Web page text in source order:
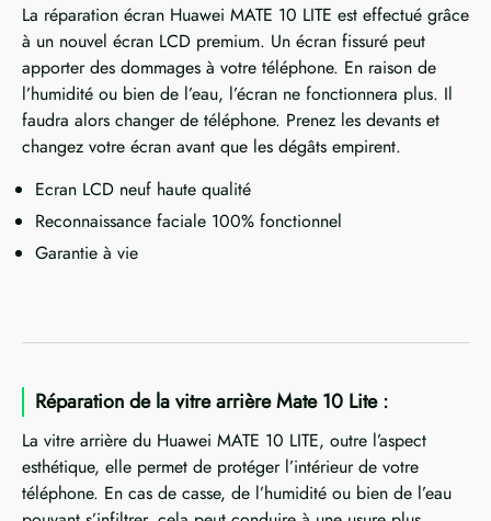
La réparation écran Huawei MATE 10 LITE est effectué grâce
à un nouvel écran LCD premium. Un écran fissuré peut
apporter des dommages à votre téléphone. En raison de
l’humidité ou bien de l’eau, l’écran ne fonctionnera plus. Il
faudra alors changer de téléphone. Prenez les devants et
changez votre écran avant que les dégâts empirent.
Ecran LCD neuf haute qualité
Reconnaissance faciale 100% fonctionnel
Garantie à vie
Réparation de la vitre arrière Mate 10 Lite :
La vitre arrière du Huawei MATE 10 LITE, outre l’aspect
esthétique, elle permet de protéger l’intérieur de votre
téléphone. En cas de casse, de l’humidité ou bien de l’eau